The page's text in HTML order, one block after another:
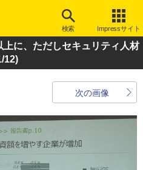
検索 Impressサイト
に、ただしセキュリティ人材
12)
次の画像